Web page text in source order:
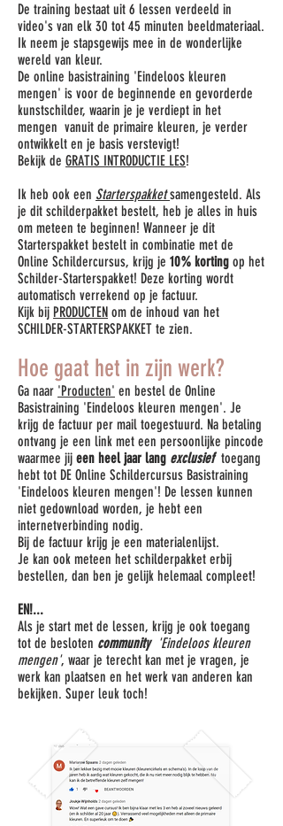
De training bestaat uit 6 lessen verdeeld in
video's van elk 30 tot 45 minuten beeldmateriaal.
Ik neem je stapsgewijs mee in de wonderlijke
wereld van kleur.
De online basistraining 'Eindeloos kleuren
mengen' is voor de beginnende en gevorderde
kunstschilder, waarin je je verdiept in het
mengen vanuit de primaire kleuren, je verder
ontwikkelt en je basis verstevigt!
Bekijk de GRATIS INTRODUCTIE LES!
Ik heb ook een Starterspakketsamengesteld. Als
je dit schilderpakket bestelt, heb je alles in huis
om meteen te beginnen! Wanneer je dit
Starterspakket bestelt in combinatie met de
Online Schildercursus, krijg je 10% korting op het
Schilder-Starterspakket! Deze korting wordt
automatisch verrekend op je factuur.
Kijk bij PRODUCTEN om de inhoud van het
SCHILDER-STARTERSPAKKET te zien.
Hoe gaat het in zijn werk?
Ga naar 'Producten' en bestel de Online
Basistraining 'Eindeloos kleuren mengen'. Je
krijg de factuur per mail toegestuurd. Na betaling
ontvang je een link met een persoonlijke pincode
waarmee jij een heel jaar lang exclusief toegang
hebt tot DE Online Schildercursus Basistraining
'Eindeloos kleuren mengen'! De lessen kunnen
niet gedownload worden, je hebt een
internetverbinding nodig.
Bij de factuur krijg je een materialenlijst.
Je kan ook meteen het schilderpakket erbij
bestellen, dan ben je gelijk helemaal compleet!
EN!...
Als je start met de lessen, krijg je ook toegang
tot de besloten community 'Eindeloos kleuren
mengen', waar je terecht kan met je vragen, je
werk kan plaatsen en het werk van anderen kan
bekijken. Super leuk toch!